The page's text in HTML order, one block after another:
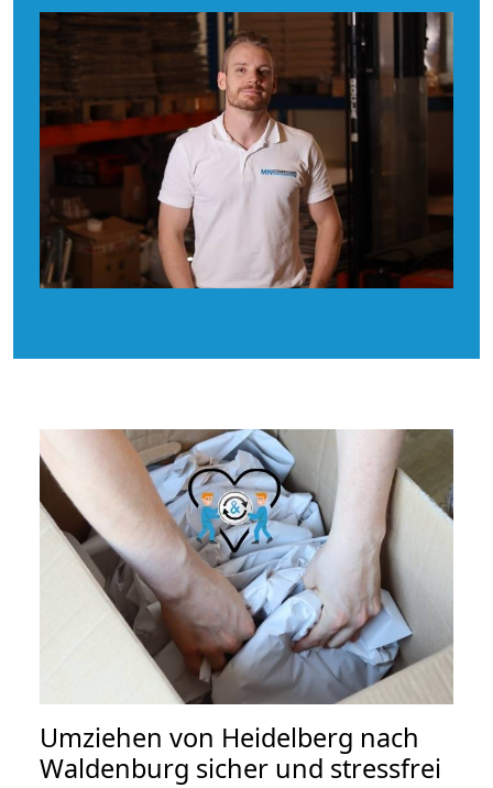
Umziehen von Heidelberg nach
Waldenburg sicher und stressfrei